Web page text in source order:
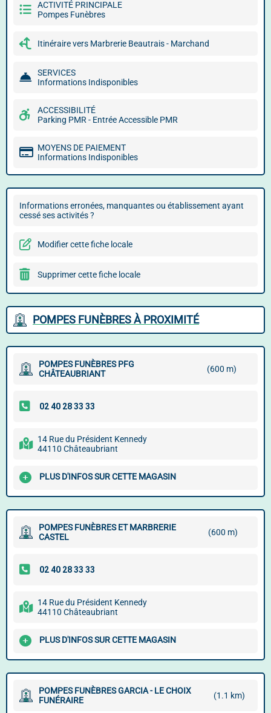
ACTIVITÉ PRINCIPALE
Pompes Funèbres
Itinéraire vers Marbrerie Beautrais - Marchand
SERVICES
Informations Indisponibles
ACCESSIBILITÉ
Parking PMR - Entrée Accessible PMR
MOYENS DE PAIEMENT
Informations Indisponibles
Informations erronées, manquantes ou établissement ayant
cessé ses activités ?
Modifier cette fiche locale
Supprimer cette fiche locale
POMPES FUNÈBRES À PROXIMITÉ
POMPES FUNÈBRES PFG
CHÂTEAUBRIANT
(600 m)
14 Rue du Président Kennedy
44110 Châteaubriant
PLUS D'INFOS SUR CETTE MAGASIN
POMPES FUNÈBRES ET MARBRERIE
CASTEL
(600 m)
14 Rue du Président Kennedy
44110 Châteaubriant
PLUS D'INFOS SUR CETTE MAGASIN
POMPES FUNÈBRES GARCIA - LE CHOIX
FUNÉRAIRE
(1.1 km)